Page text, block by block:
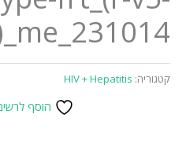
קטגוריה: HIV + Hepatitis
הוסף